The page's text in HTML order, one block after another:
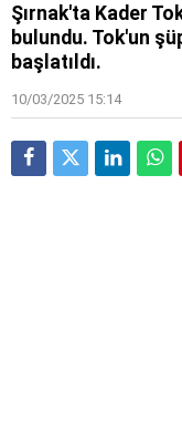
Şırnak'ta Kader
bulundu. Tok'un
başlatıldı.
10/03/2025 15:14